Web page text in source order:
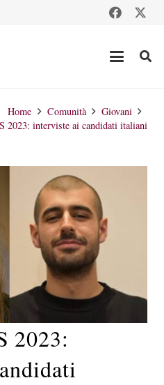
Home Comunità
Giovani
2023: interviste ai candidati italiani
2023: